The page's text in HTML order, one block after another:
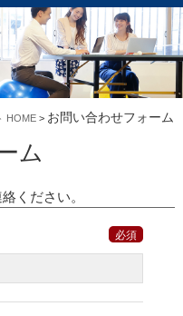
HOME > お問い合わせフォーム
ム
ください。
必須